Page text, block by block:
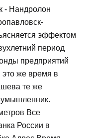
- Нандролон
эффектом
период
предприятий
это же время в
те же
Все
России в